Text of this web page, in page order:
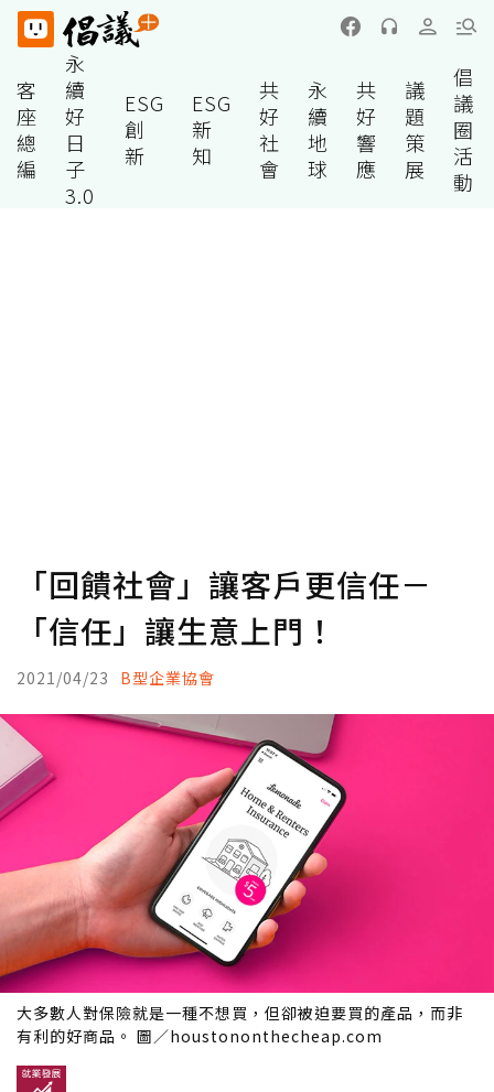
客
座
總
編
永
續
好
日
子
3.0
ESG
創
新
ESG
新
知
共
好
社
會
永
續
地
球
共
好
響
應
議
題
策
展
倡
議
圈
活
動
「回饋社會」讓客戶更信任－
「信任」讓生意上門！
2021/04/23 B型企業協會
大多數人對保險就是一種不想買，但卻被迫要買的產品，而非
有利的好商品。 圖／houstononthecheap.com